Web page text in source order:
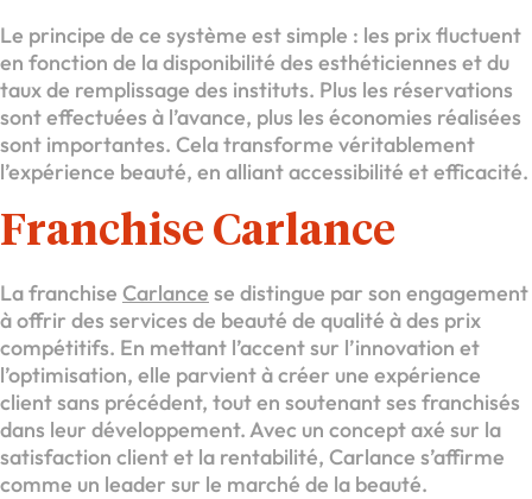
Le principe de ce système est simple : les prix fluctuent
en fonction de la disponibilité des esthéticiennes et du
taux de remplissage des instituts. Plus les réservations
sont effectuées à l’avance, plus les économies réalisées
sont importantes. Cela transforme véritablement
l’expérience beauté, en alliant accessibilité et efficacité.
Franchise Carlance
La franchise Carlance se distingue par son engagement
à offrir des services de beauté de qualité à des prix
compétitifs. En mettant l’accent sur l’innovation et
l’optimisation, elle parvient à créer une expérience
client sans précédent, tout en soutenant ses franchisés
dans leur développement. Avec un concept axé sur la
satisfaction client et la rentabilité, Carlance s’affirme
comme un leader sur le marché de la beauté.